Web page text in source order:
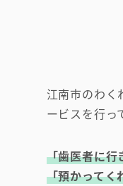
江南市のわ
ービスを行っ
「歯医者に
「預かって